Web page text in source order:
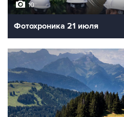
10
Фотохроника 21 июля